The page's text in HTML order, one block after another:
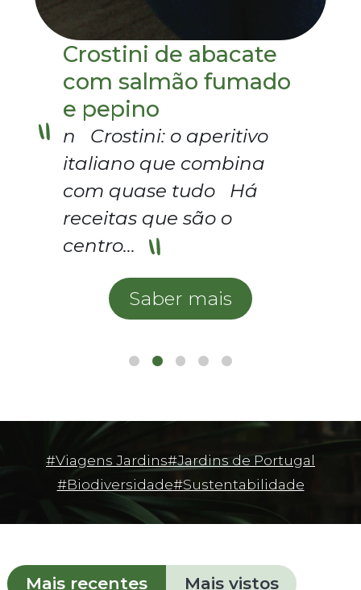
Saber mais
Crostini de abacate
com salmão fumado
e pepino
n Crostini: o aperitivo
italiano que combina
com quase tudo Há
receitas que são o
centro…
Saber mais
símbolo da primavera,
da beleza da Natureza…
Saber mais
Durante algumas
semanas do ano parece
impossível
acompanhar…
Saber mais
legumes caseiro para
substituir os de compra,
nada saudáveis.
Saber mais
#Viagens Jardins
#Jardins de Portugal
#Biodiversidade #Sustentabilidade